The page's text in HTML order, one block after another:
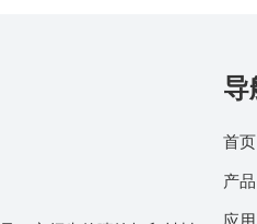
导
首页
产品